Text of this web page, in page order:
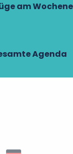
am
Agenda